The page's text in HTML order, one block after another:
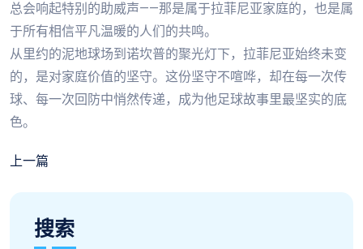
总会响起特别的助威声——那是属于拉菲尼亚家庭的，也是属
于所有相信平凡温暖的人们的共鸣。
从里约的泥地球场到诺坎普的聚光灯下，拉菲尼亚始终未变
的，是对家庭价值的坚守。这份坚守不喧哗，却在每一次传
球、每一次回防中悄然传递，成为他足球故事里最坚实的底
色。
上一篇
搜索